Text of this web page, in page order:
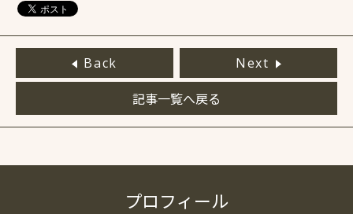
Back Next
記事一覧へ戻る
プロフィール